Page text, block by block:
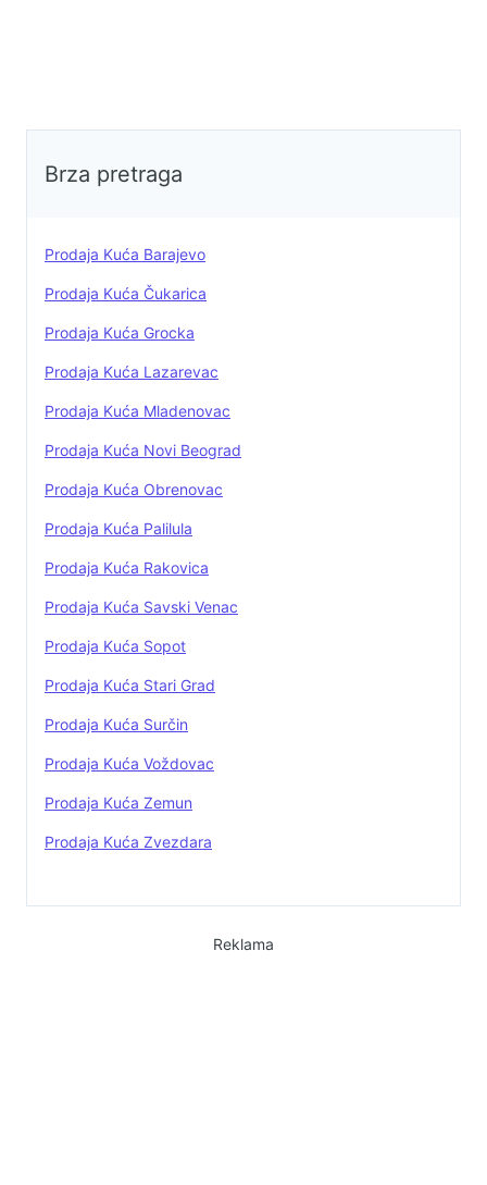
Brza pretraga
Prodaja Kuća Barajevo
Prodaja Kuća Čukarica
Prodaja Kuća Grocka
Prodaja Kuća Lazarevac
Prodaja Kuća Mladenovac
Prodaja Kuća Novi Beograd
Prodaja Kuća Obrenovac
Prodaja Kuća Palilula
Prodaja Kuća Rakovica
Prodaja Kuća Savski Venac
Prodaja Kuća Sopot
Prodaja Kuća Stari Grad
Prodaja Kuća Surčin
Prodaja Kuća Voždovac
Prodaja Kuća Zemun
Prodaja Kuća Zvezdara
Reklama